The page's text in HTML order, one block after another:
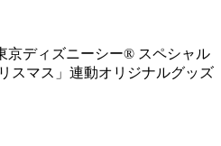
京ディズニーシー® スペシャル
スマス」連動オリジナルグッズ